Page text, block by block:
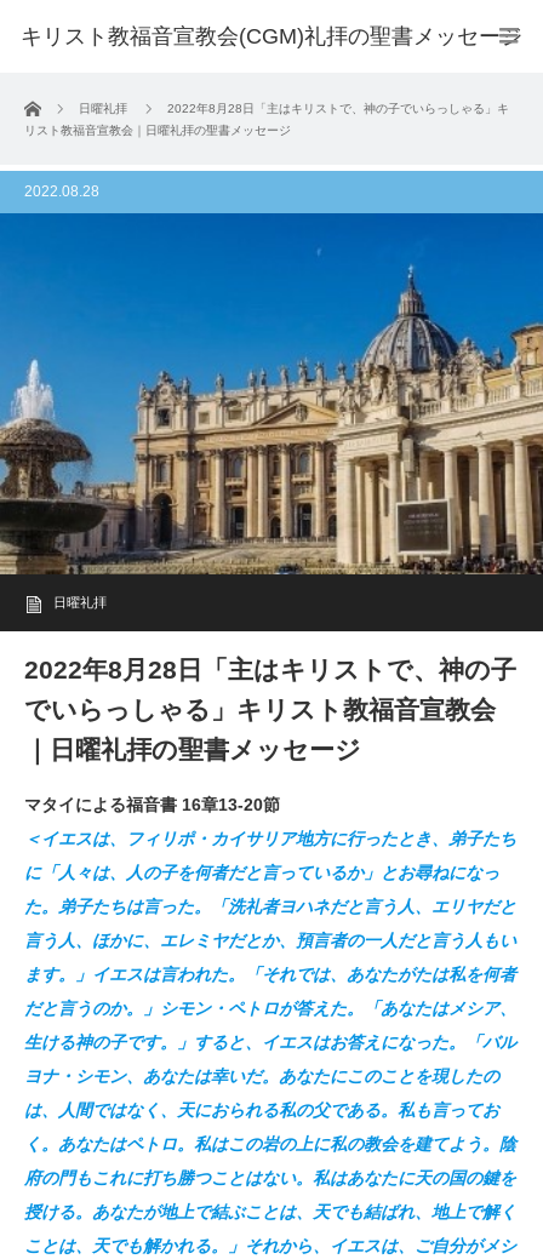
キリスト教福音宣教会(CGM)礼拝の聖書メッセージ
ホーム 日曜礼拝
2022年8月28日「主はキリストで、神の子でいらっしゃる」キ
リスト教福音宣教会｜日曜礼拝の聖書メッセージ
2022.08.28
日曜礼拝
2022年8月28日「主はキリストで、神の子
でいらっしゃる」キリスト教福音宣教会
｜日曜礼拝の聖書メッセージ
マタイによる福音書 16章13-20節
＜イエスは、フィリポ・カイサリア地方に行ったとき、弟子たち
に「人々は、人の子を何者だと言っているか」とお尋ねになっ
た。弟子たちは言った。「洗礼者ヨハネだと言う人、エリヤだと
言う人、ほかに、エレミヤだとか、預言者の一人だと言う人もい
ます。」イエスは言われた。「それでは、あなたがたは私を何者
だと言うのか。」シモン・ペトロが答えた。「あなたはメシア、
生ける神の子です。」すると、イエスはお答えになった。「バル
ヨナ・シモン、あなたは幸いだ。あなたにこのことを現したの
は、人間ではなく、天におられる私の父である。私も言ってお
く。あなたはペトロ。私はこの岩の上に私の教会を建てよう。陰
府の門もこれに打ち勝つことはない。私はあなたに天の国の鍵を
授ける。あなたが地上で結ぶことは、天でも結ばれ、地上で解く
ことは、天でも解かれる。」それから、イエスは、ご自分がメシ